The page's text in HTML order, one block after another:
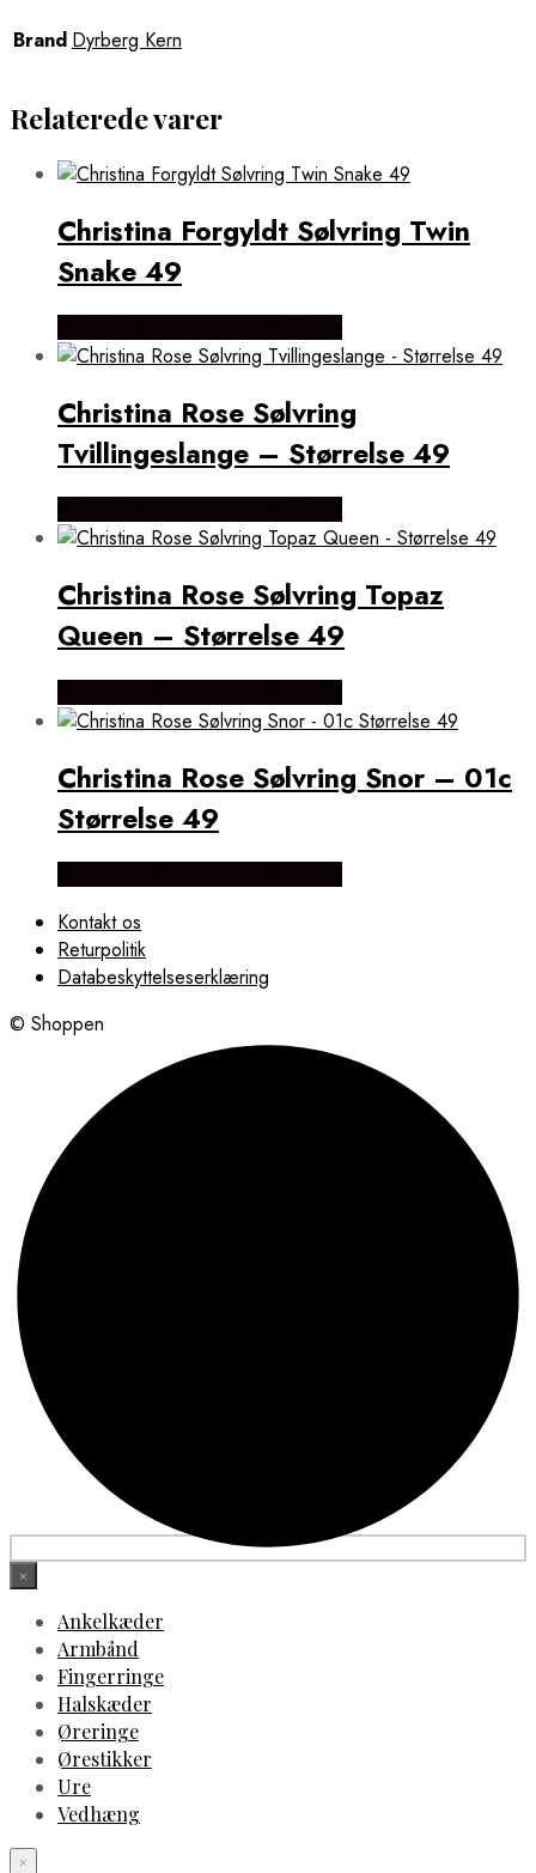
Brand Dyrberg Kern
Relaterede varer
Christina Forgyldt Sølvring Twin
Snake 49
Christina Rose Sølvring
Tvillingeslange – Størrelse 49
Christina Rose Sølvring Topaz
Queen – Størrelse 49
Christina Rose Sølvring Snor – 01c
Størrelse 49
Kontakt os
Returpolitik
Databeskyttelseserklæring
© Shoppen
×
Ankelkæder
Armbånd
Fingerringe
Halskæder
Øreringe
Ørestikker
Ure
Vedhæng
×